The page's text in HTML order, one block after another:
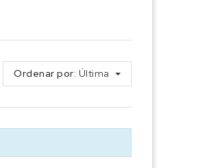
Ordenar por: Última